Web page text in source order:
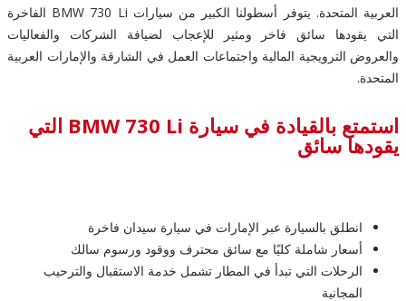
العربية المتحدة. يتوفر أسطولنا الكبير من سيارات BMW 730 Li الفاخرة
التي يقودها سائق فاخر ومثير للإعجاب لضيافة الشركات والفعاليات
والعروض الترويجية المالية واجتماعات العمل في الشارقة والإمارات العربية
المتحدة.
استمتع بالقيادة في سيارة BMW 730 Li التي
يقودها سائق
انطلق بالسيارة عبر الإمارات في سيارة سيدان فاخرة
أسعار شاملة كليًا مع سائق محترف ووقود ورسوم سالك
الرحلات التي تبدأ في المطار تشمل خدمة الاستقبال والترحيب
المجانية